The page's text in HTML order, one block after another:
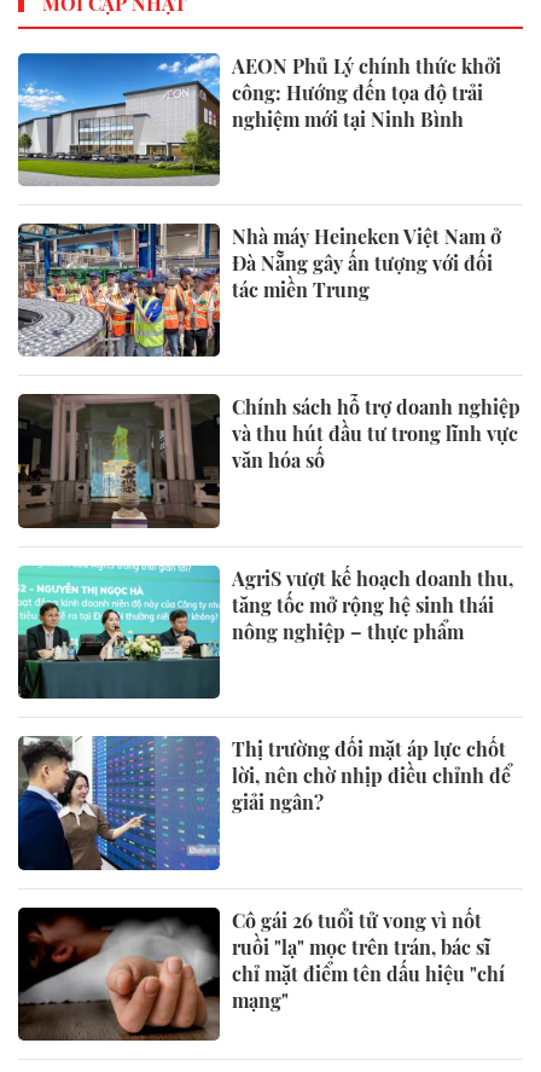
AEON Phủ Lý chính thức khởi
công: Hướng đến tọa độ trải
nghiệm mới tại Ninh Bình
Nhà máy Heineken Việt Nam ở
Đà Nẵng gây ấn tượng với đối
tác miền Trung
Chính sách hỗ trợ doanh nghiệp
và thu hút đầu tư trong lĩnh vực
văn hóa số
AgriS vượt kế hoạch doanh thu,
tăng tốc mở rộng hệ sinh thái
nông nghiệp – thực phẩm
Thị trường đối mặt áp lực chốt
lời, nên chờ nhịp điều chỉnh để
giải ngân?
Cô gái 26 tuổi tử vong vì nốt
ruồi "lạ" mọc trên trán, bác sĩ
chỉ mặt điểm tên dấu hiệu "chí
mạng"